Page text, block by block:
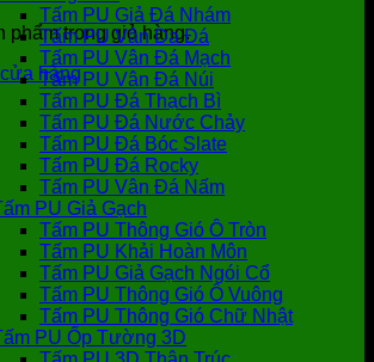
phẩm trong giỏ hàng.
hàng
Tấm PU Giả Đá Nhám
Tấm PU Vân Da Đá
Tấm PU Vân Đá Mạch
Tấm PU Vân Đá Núi
Tấm PU Đá Thạch Bì
Tấm PU Đá Nước Chảy
Tấm PU Đá Bóc Slate
Tấm PU Đá Rocky
Tấm PU Vân Đá Nấm
PU Giả Gạch
Tấm PU Thông Gió Ô Tròn
Tấm PU Khải Hoàn Môn
Tấm PU Giả Gạch Ngói Cổ
Tấm PU Thông Gió Ô Vuông
Tấm PU Thông Gió Chữ Nhật
PU Ốp Tường 3D